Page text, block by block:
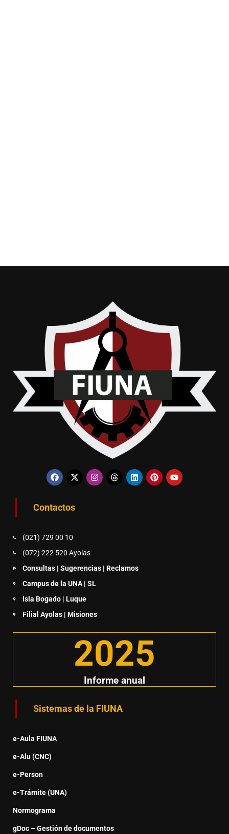
Contactos
(021) 729 00 10
(072) 222 520 Ayolas
Consultas | Sugerencias | Reclamos
Campus de la UNA | SL
Isla Bogado | Luque
Filial Ayolas | Misiones
Informe anual
2025
Sistemas de la FIUNA
e-Aula FIUNA
e-Alu (CNC)
e-Person
e-Trámite (UNA)
Normograma
gDoc – Gestión de documentos